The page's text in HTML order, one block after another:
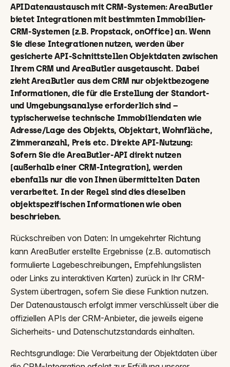
APIDatenaustausch mit CRM-Systemen: AreaButler
bietet Integrationen mit bestimmten Immobilien-
CRM-Systemen (z.B. Propstack, onOffice) an. Wenn
Sie diese Integrationen nutzen, werden über
gesicherte API-Schnittstellen Objektdaten zwischen
Ihrem CRM und AreaButler ausgetauscht. Dabei
zieht AreaButler aus dem CRM nur objektbezogene
Informationen, die für die Erstellung der Standort-
und Umgebungsanalyse erforderlich sind –
typischerweise technische Immobiliendaten wie
Adresse/Lage des Objekts, Objektart, Wohnfläche,
Zimmeranzahl, Preis etc. Direkte API-Nutzung:
Sofern Sie die AreaButler-API direkt nutzen
(außerhalb einer CRM-Integration), werden
ebenfalls nur die von Ihnen übermittelten Daten
verarbeitet. In der Regel sind dies dieselben
objektspezifischen Informationen wie oben
beschrieben.
Rückschreiben von Daten: In umgekehrter Richtung
kann AreaButler erstellte Ergebnisse (z.B. automatisch
formulierte Lagebeschreibungen, Empfehlungslisten
oder Links zu interaktiven Karten) zurück in Ihr CRM-
System übertragen, sofern Sie diese Funktion nutzen.
Der Datenaustausch erfolgt immer verschlüsselt über die
offiziellen APIs der CRM-Anbieter, die jeweils eigene
Sicherheits- und Datenschutzstandards einhalten.
Rechtsgrundlage: Die Verarbeitung der Objektdaten über